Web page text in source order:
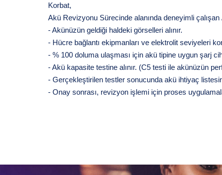
Korbat,
Akü Revizyonu Sürecinde alanında deneyimli
- Akünüzün geldiği haldeki görselleri alınır.
- Hücre bağlantı ekipmanları ve elektrolit seviyeleri
- % 100 doluma ulaşması için akü tipine uygun şarj
- Akü kapasite testine alınır. (C5 testi ile akünüzün
- Gerçekleştirilen testler sonucunda akü ihtiyaç
- Onay sonrası, revizyon işlemi için proses